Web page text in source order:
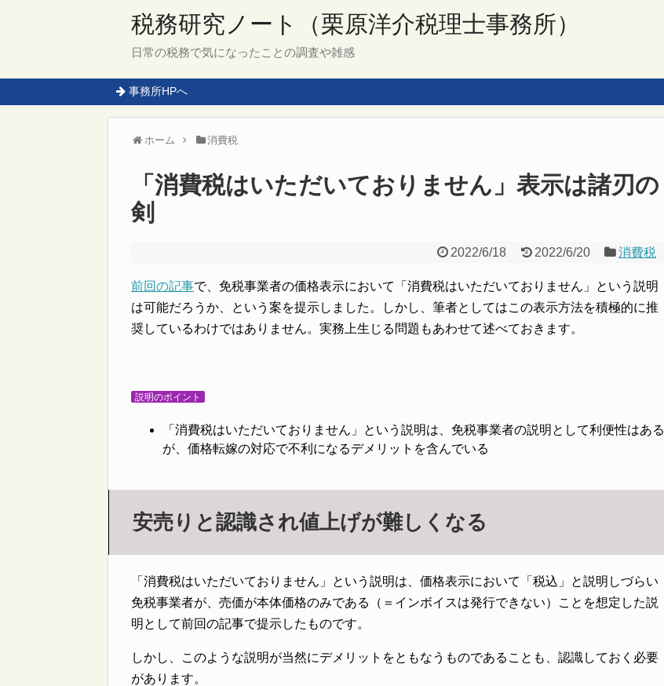
税務研究ノート（栗原洋介税理士事務所）
日常の税務で気になったことの調査や雑感
事務所HPへ
ホーム 消費税
「消費税はいただいておりません」表示は諸刃の
剣
2022/6/18 2022/6/20 消費税
前回の記事で、免税事業者の価格表示において「消費税はいただいておりません」という説明
は可能だろうか、という案を提示しました。しかし、筆者としてはこの表示方法を積極的に推
奨しているわけではありません。実務上生じる問題もあわせて述べておきます。
説明のポイント
「消費税はいただいておりません」という説明は、免税事業者の説明として利便性はある
が、価格転嫁の対応で不利になるデメリットを含んでいる
安売りと認識され値上げが難しくなる
「消費税はいただいておりません」という説明は、価格表示において「税込」と説明しづらい
免税事業者が、売価が本体価格のみである（＝インボイスは発行できない）ことを想定した説
明として前回の記事で提示したものです。
しかし、このような説明が当然にデメリットをともなうものであることも、認識しておく必要
があります。